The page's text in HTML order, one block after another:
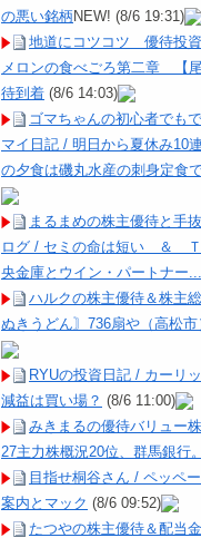
の悪い銘柄NEW! (8/6 19:31)
地道にコツコツ 優待投
メロンの食べごろ第二章 【
待到着 (8/6 14:03)
ゴマちゃんの初心者でも
マイ日記 / 明日から夏休み10
の夕食は磯丸水産の刺身定食で
まるまめの株主優待と手
ログ / セミの命は短い ＆ Ｔ
央金庫とウイン・パートナー...
ハルクの株主優待＆株主
ぬきうどん〙736扇や（高松市
RYUの投資日記 / カーリ
減益は買い場？ (8/6 11:00)
みきまるの優待バリュー
27主力株概況20位、群馬銀行。
目指せ桐谷さん / ペッペ
案内とマック (8/6 09:52)
たつやの株主優待＆配当